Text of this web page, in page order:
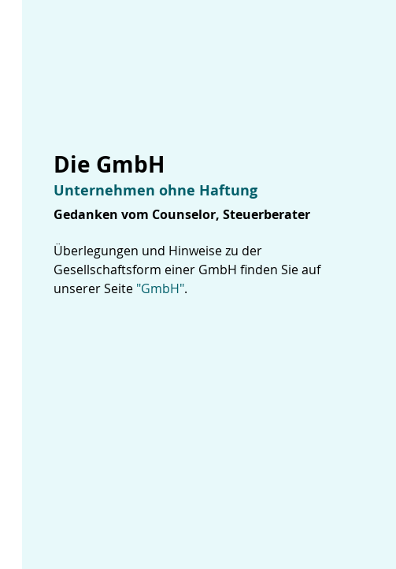
Die GmbH
Unternehmen ohne Haftung
Gedanken vom Counselor, Steuerberater
Überlegungen und Hinweise zu der
Gesellschaftsform einer GmbH finden Sie auf
unserer Seite "GmbH".